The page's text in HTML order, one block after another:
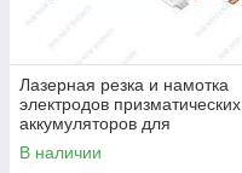
Лазерная резка и намотка
электродов призматических
аккумуляторов для
электромобилей (EV)
В наличии